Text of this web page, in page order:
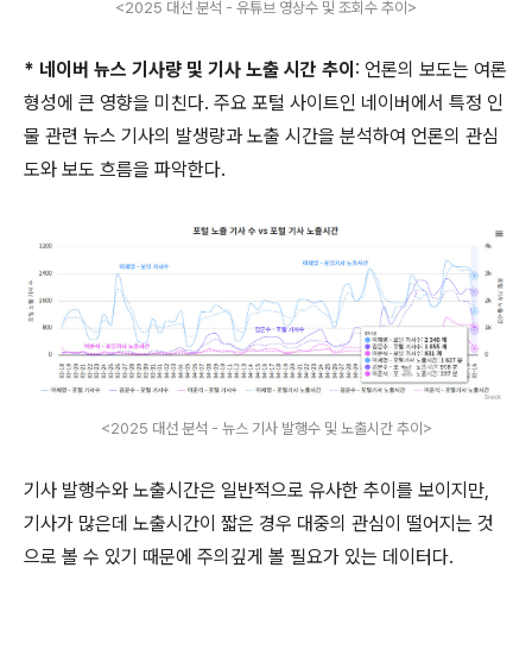
<2025 대선 분석 - 유튜브 영상수 및 조회수 추이>
* 네이버 뉴스 기사량 및 기사 노출 시간 추이 : 언론의 보도는 여론
형성에 큰 영향을 미친다. 주요 포털 사이트인 네이버에서 특정 인
물 관련 뉴스 기사의 발생량과 노출 시간을 분석하여 언론의 관심
도와 보도 흐름을 파악한다.
<2025 대선 분석 - 뉴스 기사 발행수 및 노출시간 추이>
기사 발행수와 노출시간은 일반적으로 유사한 추이를 보이지만,
기사가 많은데 노출시간이 짧은 경우 대중의 관심이 떨어지는 것
으로 볼 수 있기 때문에 주의깊게 볼 필요가 있는 데이터다.